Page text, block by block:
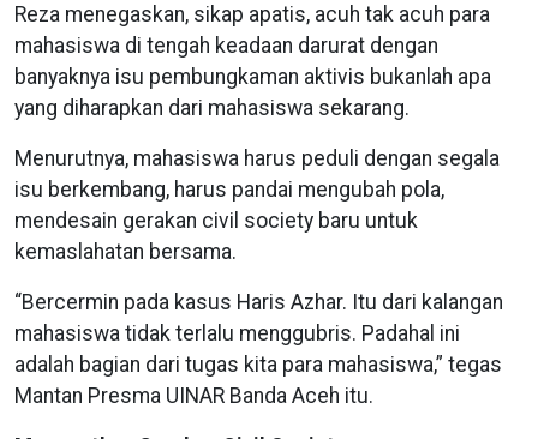
Reza menegaskan, sikap apatis, acuh tak acuh para
mahasiswa di tengah keadaan darurat dengan
banyaknya isu pembungkaman aktivis bukanlah apa
yang diharapkan dari mahasiswa sekarang.
Menurutnya, mahasiswa harus peduli dengan segala
isu berkembang, harus pandai mengubah pola,
mendesain gerakan civil society baru untuk
kemaslahatan bersama.
“Bercermin pada kasus Haris Azhar. Itu dari kalangan
mahasiswa tidak terlalu menggubris. Padahal ini
adalah bagian dari tugas kita para mahasiswa,” tegas
Mantan Presma UINAR Banda Aceh itu.